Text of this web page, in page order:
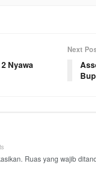
Nyawa
Next
Ruas yang wajib